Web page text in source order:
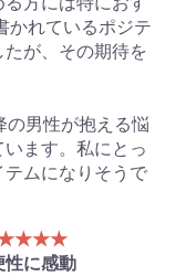
かれているポジテ
が、その期待を
の男性が抱える悩
ます。私にとっ
ムになりそうで
性に感動